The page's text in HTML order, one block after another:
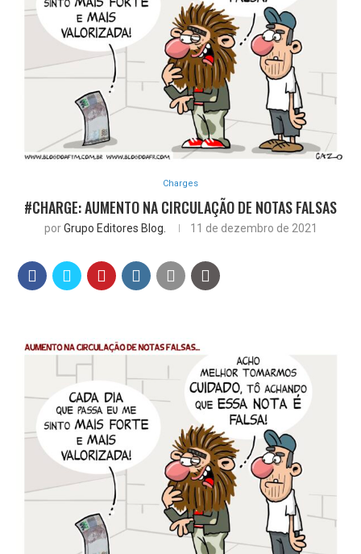
Charges
#CHARGE: AUMENTO NA CIRCULAÇÃO DE NOTAS FALSAS
porGrupo Editores Blog. 11 de dezembro de 2021